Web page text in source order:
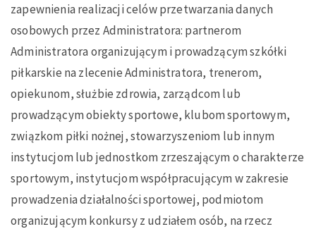
zapewnienia realizacji celów przetwarzania danych
osobowych przez Administratora: partnerom
Administratora organizującym i prowadzącym szkółki
piłkarskie na zlecenie Administratora, trenerom,
opiekunom, służbie zdrowia, zarządcom lub
prowadzącym obiekty sportowe, klubom sportowym,
związkom piłki nożnej, stowarzyszeniom lub innym
instytucjom lub jednostkom zrzeszającym o charakterze
sportowym, instytucjom współpracującym w zakresie
prowadzenia działalności sportowej, podmiotom
organizującym konkursy z udziałem osób, na rzecz